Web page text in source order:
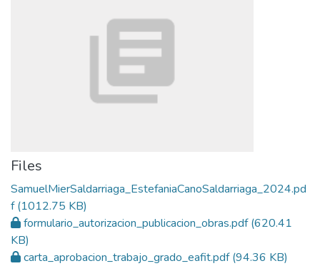
Files
SamuelMierSaldarriaga_EstefaniaCanoSaldarriaga_2024.pd
f(1012.75 KB)
formulario_autorizacion_publicacion_obras.pdf(620.41
KB)
carta_aprobacion_trabajo_grado_eafit.pdf(94.36 KB)